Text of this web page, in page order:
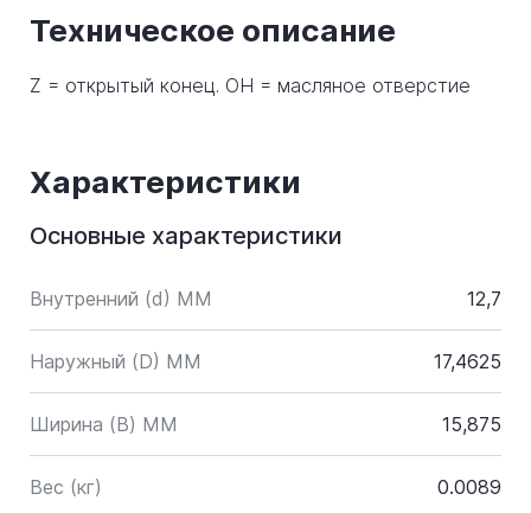
Техническое описание
Z = открытый конец. OH = масляное отверстие
Характеристики
Основные характеристики
Внутренний (d) ММ 12,7
Наружный (D) ММ 17,4625
Ширина (B) MM 15,875
Вес (кг) 0.0089